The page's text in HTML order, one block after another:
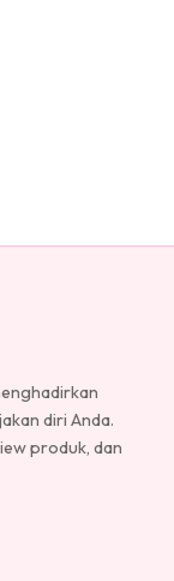
diri Anda.
produk, dan